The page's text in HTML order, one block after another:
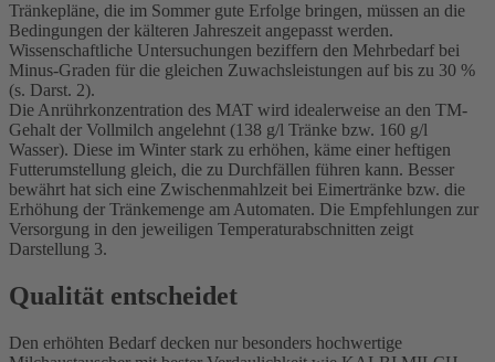
Tränkepläne, die im Sommer gute Erfolge bringen, müssen an die
Bedingungen der kälteren Jahreszeit angepasst werden.
Wissenschaftliche Untersuchungen beziffern den Mehrbedarf bei
Minus-Graden für die gleichen Zuwachsleistungen auf bis zu 30 %
(s. Darst. 2).
Die Anrührkonzentration des MAT wird idealerweise an den TM-
Gehalt der Vollmilch angelehnt (138 g/l Tränke bzw. 160 g/l
Wasser). Diese im Winter stark zu erhöhen, käme einer heftigen
Futterumstellung gleich, die zu Durchfällen führen kann. Besser
bewährt hat sich eine Zwischenmahlzeit bei Eimertränke bzw. die
Erhöhung der Tränkemenge am Automaten. Die Empfehlungen zur
Versorgung in den jeweiligen Temperaturabschnitten zeigt
Darstellung 3.
Qualität entscheidet
Den erhöhten Bedarf decken nur besonders hochwertige